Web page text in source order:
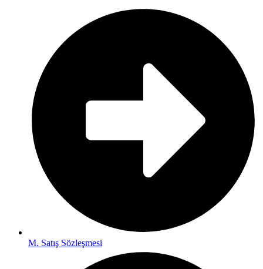
M. Satış Sözleşmesi